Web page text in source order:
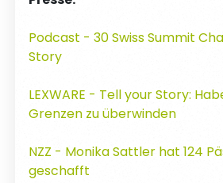
Podcast - 30 Swiss Summit
Story
LEXWARE - Tell your Story:
Grenzen zu überwinden
NZZ - Monika Sattler hat 124
geschafft